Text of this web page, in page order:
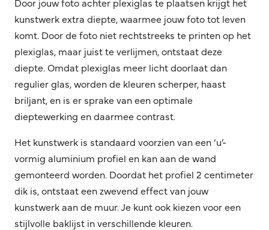
kunstwerk extra diepte, waarmee jouw foto tot leven
komt. Door de foto niet rechtstreeks te printen op het
plexiglas, maar juist te verlijmen, ontstaat deze
diepte. Omdat plexiglas meer licht doorlaat dan
regulier glas, worden de kleuren scherper, haast
briljant, en is er sprake van een optimale
dieptewerking en daarmee contrast.
Het kunstwerk is standaard voorzien van een ‘u’-
vormig aluminium profiel en kan aan de wand
gemonteerd worden. Doordat het profiel 2 centimeter
dik is, ontstaat een zwevend effect van jouw
kunstwerk aan de muur. Je kunt ook kiezen voor een
stijlvolle baklijst in verschillende kleuren.